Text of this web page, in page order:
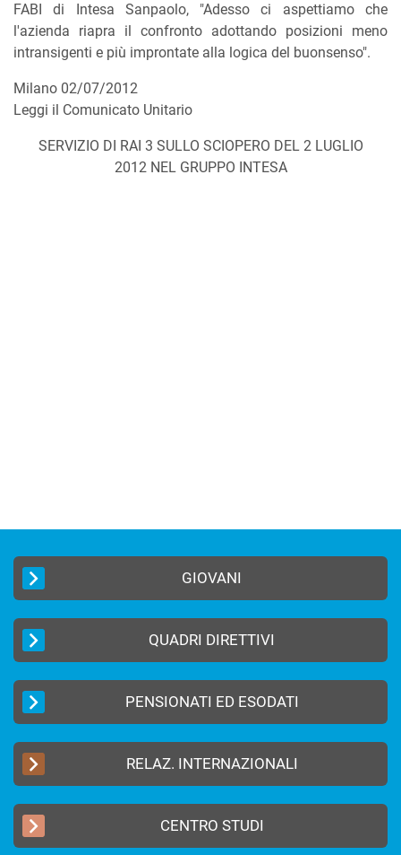
FABI di Intesa Sanpaolo, "Adesso ci aspettiamo che
l'azienda riapra il confronto adottando posizioni meno
intransigenti e più improntate alla logica del buonsenso".
Milano 02/07/2012
Leggi il Comunicato Unitario
SERVIZIO DI RAI 3 SULLO SCIOPERO DEL 2 LUGLIO
2012 NEL GRUPPO INTESA
GIOVANI
QUADRI DIRETTIVI
PENSIONATI ED ESODATI
RELAZ. INTERNAZIONALI
CENTRO STUDI